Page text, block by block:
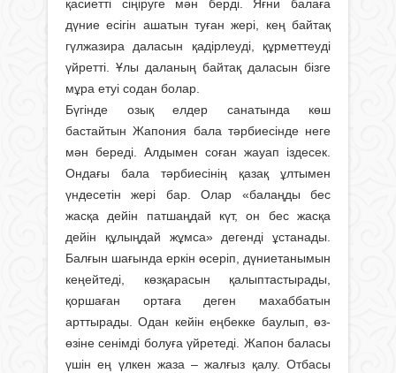
қасиетті сіңіруге мән берді. Яғни балаға
дүние есігін ашатын туған жері, кең байтақ
гүлжазира даласын қадірлеуді, құрметтеуді
үйретті. Ұлы даланың байтақ даласын бізге
мұра етуі содан болар.
Бүгінде озық елдер санатында көш
бастайтын Жапония бала тәрбиесінде неге
мән береді. Алдымен соған жауап іздесек.
Ондағы бала тәрбиесінің қазақ ұлтымен
үндесетін жері бар. Олар «балаңды бес
жасқа дейiн патшаңдай күт, он бес жасқа
дейiн құлыңдай жұмса» дегенді ұстанады.
Балғын шағында еркін өсеріп, дүниетанымын
кеңейтеді, көзқарасын қалыптастырады,
қоршаған ортаға деген махаббатын
арттырады. Одан кейін еңбекке баулып, өз-
өзіне сенімді болуға үйретеді. Жапон баласы
үшiн ең үлкен жаза – жалғыз қалу. Отбасы